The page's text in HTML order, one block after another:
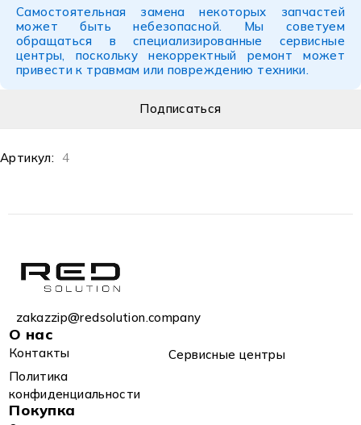
Самостоятельная замена некоторых запчастей
может быть небезопасной. Мы советуем
обращаться в специализированные сервисные
центры, поскольку некорректный ремонт может
привести к травмам или повреждению техники.
Артикул: 4
zakazzip@redsolution.company
О нас
Контакты
Сервисные центры
Политика
конфиденциальности
Покупка